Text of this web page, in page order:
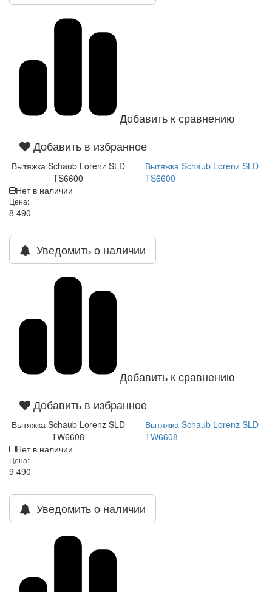
Добавить к сравнению
Добавить в избранное
Вытяжка Schaub Lorenz SLD
TS6600
Вытяжка Schaub Lorenz SLD
TS6600
Нет в наличии
Цена:
8 490
Уведомить о наличии
Добавить к сравнению
Добавить в избранное
Вытяжка Schaub Lorenz SLD
TW6608
Вытяжка Schaub Lorenz SLD
TW6608
Нет в наличии
Цена:
9 490
Уведомить о наличии